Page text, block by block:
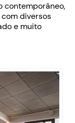
contemporâneo,
diversos
e muito